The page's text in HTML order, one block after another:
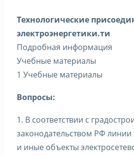
Технологические
электроэнергетики.ти
Подробная информация
Учебные материалы
1 Учебные материалы
Вопросы:
1. В соответствии с
законодательством РФ линии
и иные объекты